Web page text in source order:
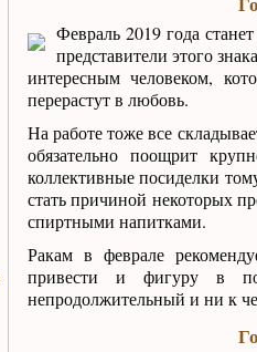
Февраль 2019 года
представители этого
интересным человеком,
перерастут в любовь.
На работе тоже все
обязательно поощрит
коллективные посиделки
стать причиной некоторых
спиртными напитками.
Ракам в феврале
привести и фигуру в
непродолжительный и ни к